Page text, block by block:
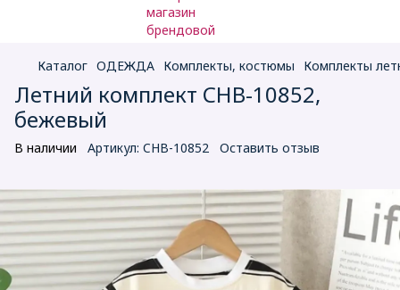
Каталог ОДЕЖДА Комплекты, костюмы Комплекты
Летний комплект CHB-10852,
бежевый
В наличии Артикул: CHB-10852 Оставить отзыв